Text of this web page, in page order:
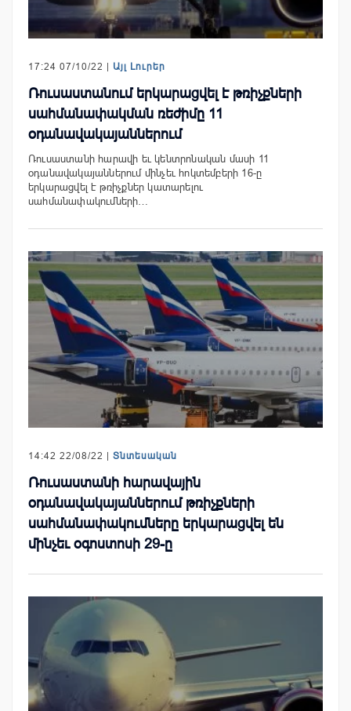
17:24 07/10/22 | Այլ Լուրեր
Ռուսաստանում երկարացվել է թռիչքների
սահմանափակման ռեժիմը 11
օդանավակայաններում
Ռուսաստանի հարավի եւ կենտրոնական մասի 11
օդանավակայաններում մինչեւ հոկտեմբերի 16-ը
երկարացվել է թռիչքներ կատարելու
սահմանափակումների…
14:42 22/08/22 | Տնտեսական
Ռուսաստանի հարավային
օդանավակայաններում թռիչքների
սահմանափակումները երկարացվել են
մինչեւ օգոստոսի 29-ը